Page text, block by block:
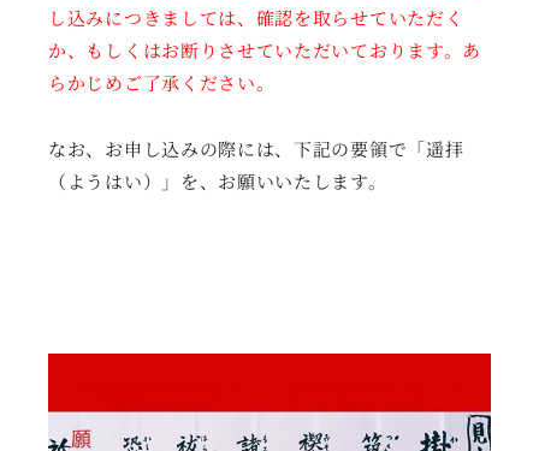
し込みにつきましては、確認を取らせていただく
か、もしくはお断りさせていただいております。あ
らかじめご了承ください。
なお、お申し込みの際には、下記の要領で「遥拝
（ようはい）」を、お願いいたします。